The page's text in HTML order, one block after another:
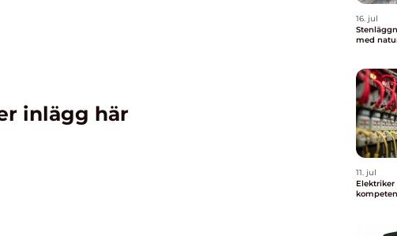
inlägg här
16. jul
med
11. jul
Elektriker